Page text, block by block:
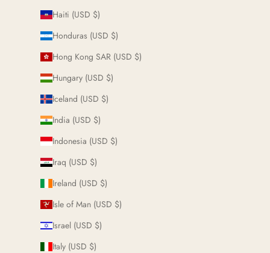
Haiti (USD $)
Honduras (USD $)
Hong Kong SAR (USD $)
Hungary (USD $)
Iceland (USD $)
India (USD $)
Indonesia (USD $)
Iraq (USD $)
Ireland (USD $)
Isle of Man (USD $)
Israel (USD $)
Italy (USD $)